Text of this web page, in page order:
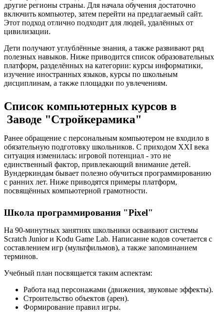
другие регионы страны. Для начала обучения достаточно
включить компьютер, затем перейти на предлагаемый сайт.
Этот подход отлично подходит для людей, удалённых от
цивилизации.
Дети получают углублённые знания, а также развивают ряд
полезных навыков. Ниже приводится список образовательных
платформ, разделённых на категории: курсы информатики,
изучение иностранных языков, курсы по школьным
дисциплинам, а также площадки по увлечениям.
Список компьютерных курсов в
Заводе "Стройкерамика"
Ранее обращение с персональным компьютером не входило в
обязательную подготовку школьников. С приходом XXI века
ситуация изменилась: игровой потенциал - это не
единственный фактор, привлекающий внимание детей.
Вундеркиндам бывает полезно обучиться программированию
с ранних лет. Ниже приводятся примеры платформ,
посвящённых компьютерной грамотности.
Школа программирования "Pixel"
На 90-минутных занятиях школьники осваивают системы
Scratch Junior и Kodu Game Lab. Написание кодов сочетается с
составлением игр (мультфильмов), а также запоминанием
терминов.
Учебный план посвящается таким аспектам:
Работа над персонажами (движения, звуковые эффекты).
Строительство объектов (арен).
Формирование правил игры.